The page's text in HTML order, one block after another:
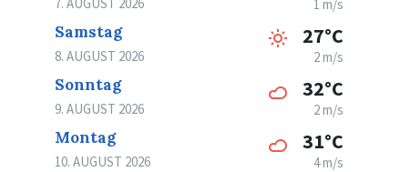
1 m/s
Samstag
8. AUGUST 2026
27°C
2 m/s
Sonntag
9. AUGUST 2026
32°C
2 m/s
Montag
10. AUGUST 2026
31°C
4 m/s